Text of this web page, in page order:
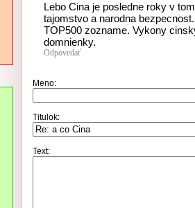
Lebo Cina je posledne roky v
tajomstvo a narodna
TOP500 zozname. Vykony
domnienky.
Odpovedať
Meno:
Titulok:
Text: